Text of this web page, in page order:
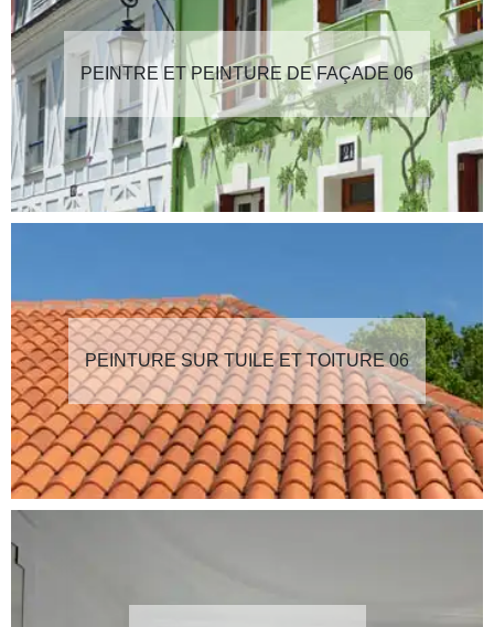
PEINTRE ET PEINTURE DE FAÇADE 06
PEINTURE SUR TUILE ET TOITURE 06